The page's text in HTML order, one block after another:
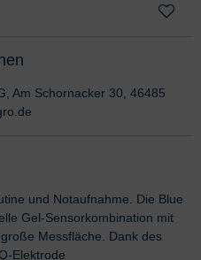
Am Schornacker 30, 46485
und Notaufnahme. Die Blue
Gel-Sensorkombination mit
Messfläche. Dank des
Elektrode